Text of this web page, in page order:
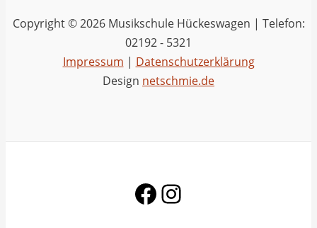
Copyright © 2026 Musikschule Hückeswagen | Telefon:
02192 - 5321
Impressum | Datenschutzerklärung
Design netschmie.de
Facebook
Instagram